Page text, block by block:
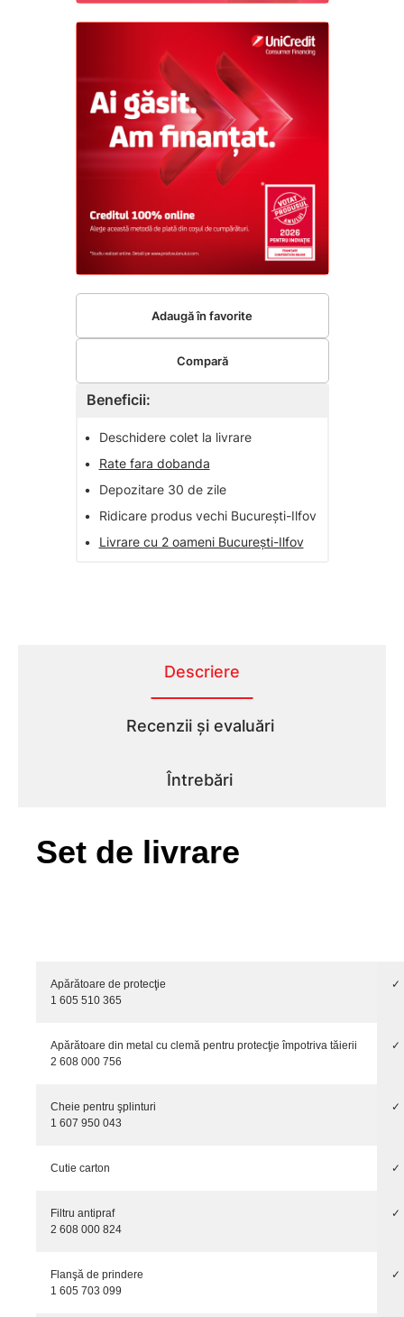
Beneficii:
•
Deschidere colet la livrare
•
Rate fara dobanda
•
Depozitare 30 de zile
•
Ridicare produs vechi București-Ilfov
•
Livrare cu 2 oameni București-Ilfov
Adaugă în favorite
Compară
Descriere
Recenzii și evaluări
Întrebări
Set de livrare
Apărătoare de protecţie
1 605 510 365
✓
Apărătoare din metal cu clemă pentru protecţie împotriva tăierii
2 608 000 756
✓
Cheie pentru şplinturi
1 607 950 043
✓
Cutie carton ✓
Filtru antipraf
2 608 000 824
✓
Flanşă de prindere
1 605 703 099
✓